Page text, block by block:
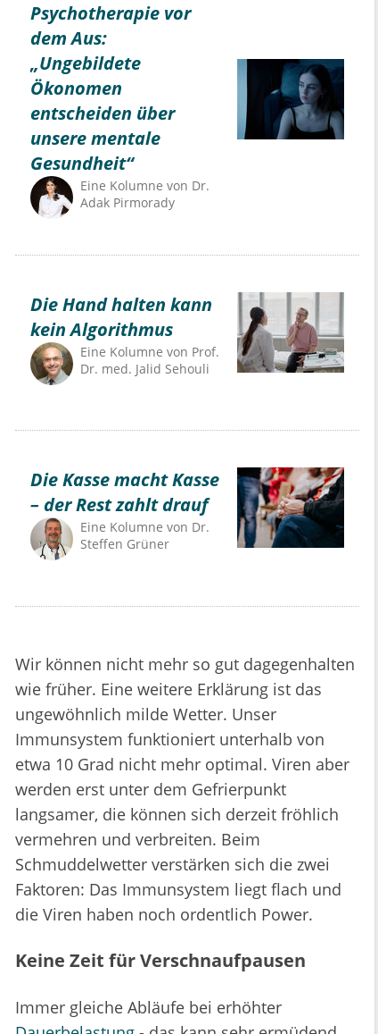
Psychotherapie vor
dem Aus:
„Ungebildete
Ökonomen
entscheiden über
unsere mentale
Gesundheit“
Eine Kolumne von Dr.
Adak Pirmorady
Die Hand halten kann
kein Algorithmus
Eine Kolumne von Prof.
Dr. med. Jalid Sehouli
Die Kasse macht Kasse
– der Rest zahlt drauf
Eine Kolumne von Dr.
Steffen Grüner
Wir können nicht mehr so gut dagegenhalten
wie früher. Eine weitere Erklärung ist das
ungewöhnlich milde Wetter. Unser
Immunsystem funktioniert unterhalb von
etwa 10 Grad nicht mehr optimal. Viren aber
werden erst unter dem Gefrierpunkt
langsamer, die können sich derzeit fröhlich
vermehren und verbreiten. Beim
Schmuddelwetter verstärken sich die zwei
Faktoren: Das Immunsystem liegt flach und
die Viren haben noch ordentlich Power.
Keine Zeit für Verschnaufpausen
Immer gleiche Abläufe bei erhöhter